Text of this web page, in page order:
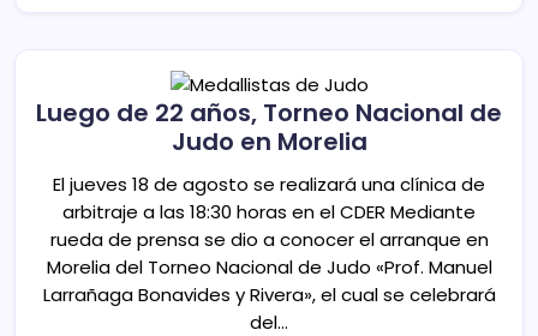
Luego de 22 años, Torneo Nacional de
Judo en Morelia
El jueves 18 de agosto se realizará una clínica de
arbitraje a las 18:30 horas en el CDER Mediante
rueda de prensa se dio a conocer el arranque en
Morelia del Torneo Nacional de Judo «Prof. Manuel
Larrañaga Bonavides y Rivera», el cual se celebrará
del…